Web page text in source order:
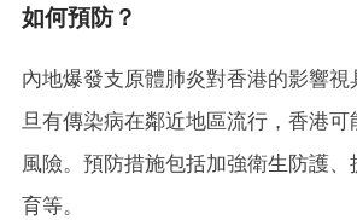
如何預防？
內地爆發支原體肺炎對香港的影響
旦有傳染病在鄰近地區流行，香港可
風險。預防措施包括加強衛生防護
育等。